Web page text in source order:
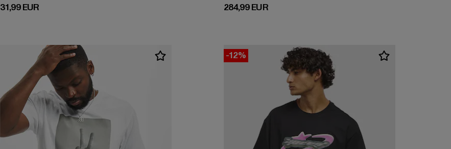
31,99 EUR
Ajankohtainen hinta: 31,99 EUR
284,99 EUR
Ajankohtainen hinta: 284,99 EUR
-12%